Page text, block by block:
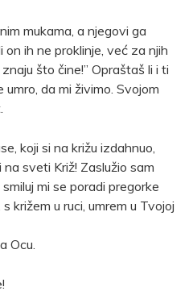
mukama, a njegovi ga
on ih ne proklinje, već za njih
što čine!” Opraštaš li i ti
da mi živimo. Svojom
koji si na križu izdahnuo,
sveti Križ! Zaslužio sam
mi se poradi pregorke
križem u ruci, umrem u Tvojoj
Ocu.